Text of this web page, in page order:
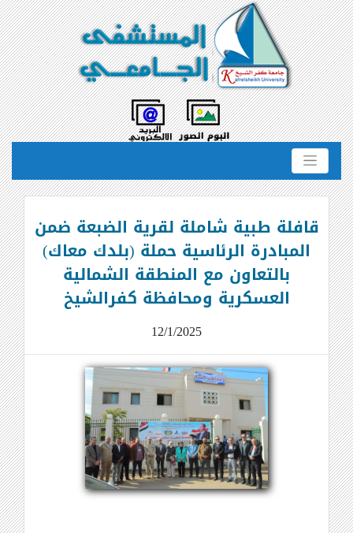
قافلة طبية شاملة لقرية الضبعة ضمن
المبادرة الرئاسية حملة (بلدك معاك)
بالتعاون مع المنطقة الشمالية
العسكرية ومحافظة كفرالشيخ
12/1/2025